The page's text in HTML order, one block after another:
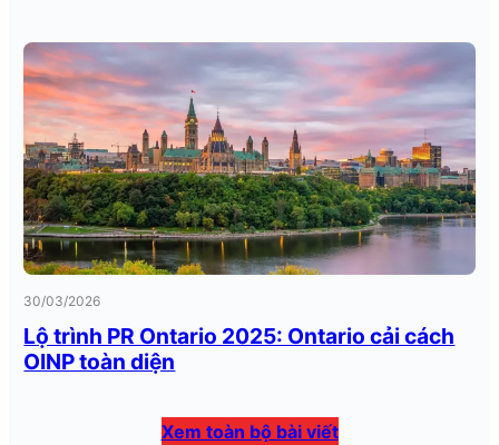
30/03/2026
Lộ trình PR Ontario 2025: Ontario cải cách
OINP toàn diện
Xem toàn bộ bài viết